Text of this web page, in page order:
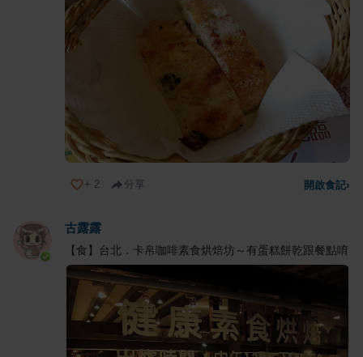
+ 2 分享 開啟食記›
古露露
【食】台北．卡帛咖啡素食烘焙坊～有蛋糕餅乾跟餐點唷